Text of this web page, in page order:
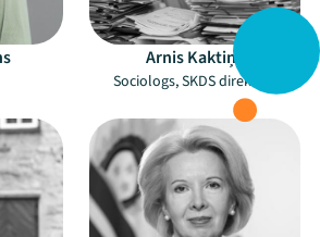
Arnis Kaktiņš
Sociologs, SKDS direktors